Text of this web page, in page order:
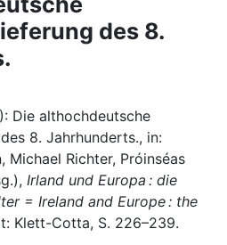
des 8.
Die althochdeutsche
8. Jahrhunderts., in:
Michael Richter, Próinséas
Irland und Europa : die
= Ireland and Europe : the
Klett-Cotta, S. 226–239.